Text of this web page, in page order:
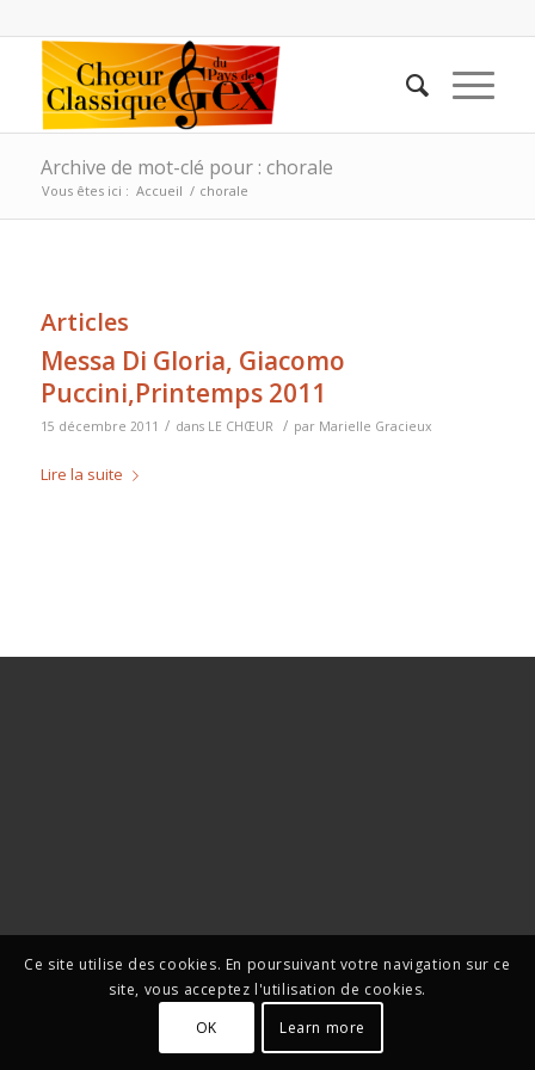
Archive de mot-clé pour : chorale
Vous êtes ici : Accueil / chorale
Articles
Messa Di Gloria, Giacomo
Puccini,Printemps 2011
15 décembre 2011 / dans LE CHŒUR / par Marielle Gracieux
Lire la suite
Ce site utilise des cookies. En poursuivant votre navigation sur ce
site, vous acceptez l'utilisation de cookies.
OK
Learn more